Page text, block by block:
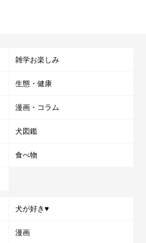
雑学お楽しみ
生態・健康
漫画・コラム
犬図鑑
食べ物
犬が好き♥
漫画